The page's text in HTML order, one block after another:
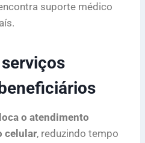
suporte médico
o atendimento
celular, reduzindo tempo